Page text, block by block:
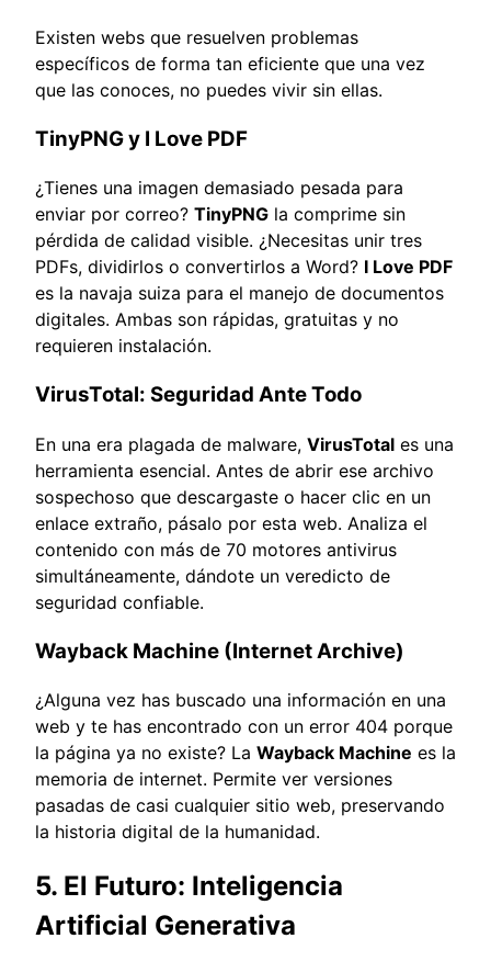
Existen webs que resuelven problemas
específicos de forma tan eficiente que una vez
que las conoces, no puedes vivir sin ellas.
TinyPNG y I Love PDF
¿Tienes una imagen demasiado pesada para
enviar por correo? TinyPNG la comprime sin
pérdida de calidad visible. ¿Necesitas unir tres
PDFs, dividirlos o convertirlos a Word? I Love PDF
es la navaja suiza para el manejo de documentos
digitales. Ambas son rápidas, gratuitas y no
requieren instalación.
VirusTotal: Seguridad Ante Todo
En una era plagada de malware, VirusTotal es una
herramienta esencial. Antes de abrir ese archivo
sospechoso que descargaste o hacer clic en un
enlace extraño, pásalo por esta web. Analiza el
contenido con más de 70 motores antivirus
simultáneamente, dándote un veredicto de
seguridad confiable.
Wayback Machine (Internet Archive)
¿Alguna vez has buscado una información en una
web y te has encontrado con un error 404 porque
la página ya no existe? La Wayback Machine es la
memoria de internet. Permite ver versiones
pasadas de casi cualquier sitio web, preservando
la historia digital de la humanidad.
5. El Futuro: Inteligencia
Artificial Generativa